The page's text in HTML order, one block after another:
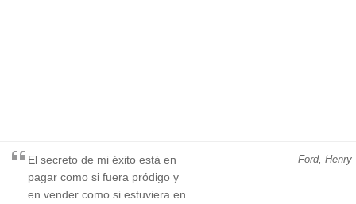
Ford, Henry
El secreto de mi éxito está en
pagar como si fuera pródigo y
en vender como si estuviera en